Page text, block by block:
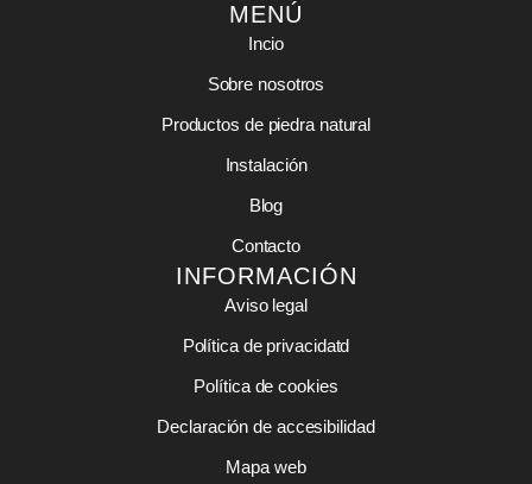
MENÚ
Incio
Sobre nosotros
Productos de piedra natural
Instalación
Blog
Contacto
INFORMACIÓN
Aviso legal
Política de privacidatd
Política de cookies
Declaración de accesibilidad
Mapa web